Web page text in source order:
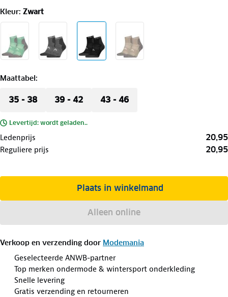
Kleur: Zwart
Maattabel:
35 - 38 39 - 42 43 - 46
Levertijd: wordt geladen..
Ledenprijs 20,95
Reguliere prijs 20,95
Plaats in winkelmand
Alleen online
Verkoop en verzending door Modemania
Geselecteerde ANWB-partner
Top merken ondermode & wintersport onderkleding
Snelle levering
Gratis verzending en retourneren